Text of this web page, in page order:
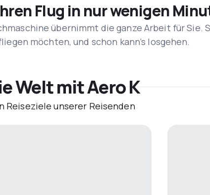
Flug in nur wenigen
übernimmt die ganze Arbeit für Sie.
möchten, und schon kann’s losgehen.
Welt mit Aero K
Reiseziele unserer Reisenden